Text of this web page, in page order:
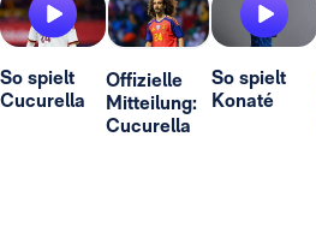
So spielt
Cucurella
Offizielle
Mitteilung:
Cucurella
So spielt
Konaté